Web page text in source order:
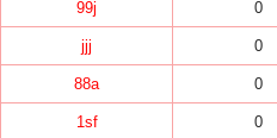
99j 0
jjj 0
88a 0
1sf 0